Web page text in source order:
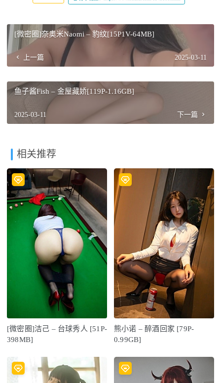
[微密圈]奈奥米Naomi – 豹纹[15P1V-64MB]
上一篇 2025-03-11
鱼子酱Fish – 金屋藏娇[119P-1.16GB]
2025-03-11 下一篇
相关推荐
[微密圈]洁己 – 台球秀人 [51P-
398MB]
熊小诺 – 醉酒回家 [79P-
0.99GB]